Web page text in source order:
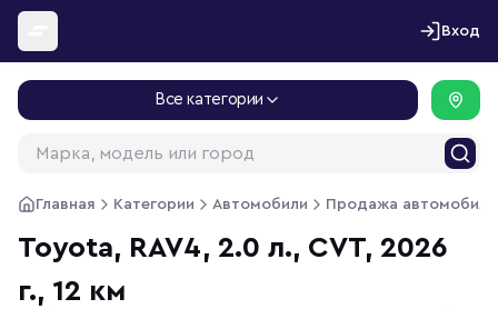
Перейти к содержимому
Вход
Все категории
Главная Категории Автомобили Продажа
Toyota, RAV4, 2.0 л., CVT, 2026
г., 12 км